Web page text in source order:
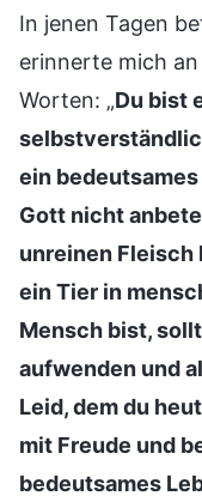
In jenen Tagen
erinnerte mich an
Worten: „Du bist
ein
Gott nicht
unreinen Fleisch
ein Tier in
Mensch bist,
aufwenden und
Leid, dem du
mit Freude und
bedeutsames